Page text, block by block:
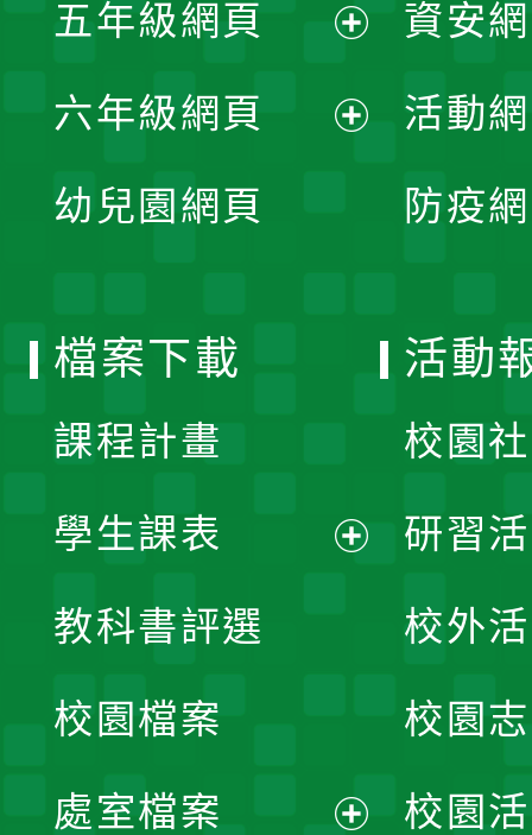
選
單
開
選
五年級網頁
開
六年級網頁
幼兒園網頁
資安
活動
防疫
檔案下載
課程計畫
學生課表
單
教科書評選
校園檔案
處室檔案
活動
校園
研習
校外
校園
校園